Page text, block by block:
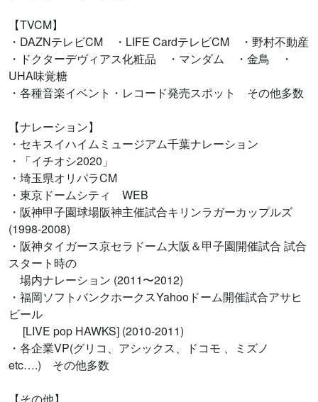
【TVCM】
・DAZNテレビCM ・LIFE CardテレビCM ・野村不動産
・ドクターデヴィアス化粧品 ・マンダム ・金鳥 ・
UHA味覚糖
・各種音楽イベント・レコード発売スポット その他多数
【ナレーション】
・セキスイハイムミュージアム千葉ナレーション
・「イチオシ2020」
・埼玉県オリパラCM
・東京ドームシティ WEB
・阪神甲子園球場阪神主催試合キリンラガーカップルズ
(1998-2008)
・阪神タイガース京セラドーム大阪＆甲子園開催試合 試合
スタート時の
場内ナレーション (2011〜2012)
・福岡ソフトバンクホークスYahooドーム開催試合アサヒ
ビール
[LIVE pop HAWKS] (2010-2011)
・各企業VP(グリコ、アシックス、ドコモ 、ミズノ
etc….) その他多数